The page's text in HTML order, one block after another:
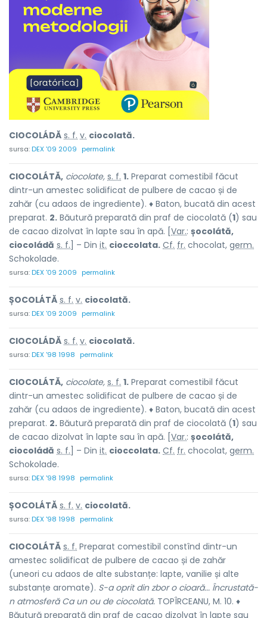
CIOCOLÁDĂ s. f. v. ciocolată.
sursa:DEX '09 2009 permalink
CIOCOLÁTĂ, ciocolate, s. f. 1. Preparat comestibil făcut
dintr-un amestec solidificat de pulbere de cacao și de
zahăr (cu adaos de ingrediente). ♦ Baton, bucată din acest
preparat. 2. Băutură preparată din praf de ciocolată (1) sau
de cacao dizolvat în lapte sau în apă. [ Var.: șocolátă,
ciocoládă s. f. ] – Din it. cioccolata. Cf. fr. chocolat, germ.
Schokolade.
sursa:DEX '09 2009 permalink
ȘOCOLÁTĂ s. f. v. ciocolată.
sursa:DEX '09 2009 permalink
CIOCOLÁDĂ s. f. v. ciocolată.
sursa:DEX '98 1998 permalink
CIOCOLÁTĂ, ciocolate, s. f. 1. Preparat comestibil făcut
dintr-un amestec solidificat de pulbere de cacao și de
zahăr (cu adaos de ingrediente). ♦ Baton, bucată din acest
preparat. 2. Băutură preparată din praf de ciocolată (1) sau
de cacao dizolvat în lapte sau în apă. [ Var.: șocolátă,
ciocoládă s. f. ] – Din it. cioccolata. Cf. fr. chocolat, germ.
Schokolade.
sursa:DEX '98 1998 permalink
ȘOCOLÁTĂ s. f. v. ciocolată.
sursa:DEX '98 1998 permalink
CIOCOLÁTĂ s. f. Preparat comestibil constînd dintr-un
amestec solidificat de pulbere de cacao și de zahăr
(uneori cu adaos de alte substanțe: lapte, vanilie și alte
substanțe aromate). S-a oprit din zbor o cioară... Încrustată-
n atmosferă Ca un ou de ciocolată. TOPÎRCEANU, M. 10. ♦
Băutură preparată din praf de cacao dizolvat în lapte sau